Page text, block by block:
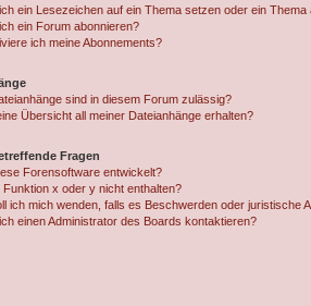
ein Lesezeichen auf ein Thema setzen oder ein Thema
ein Forum abonnieren?
ich meine Abonnements?
sind in diesem Forum zulässig?
Übersicht all meiner Dateianhänge erhalten?
Fragen
Forensoftware entwickelt?
Funktion x oder y nicht enthalten?
ich mich wenden, falls es Beschwerden oder juristische
einen Administrator des Boards kontaktieren?